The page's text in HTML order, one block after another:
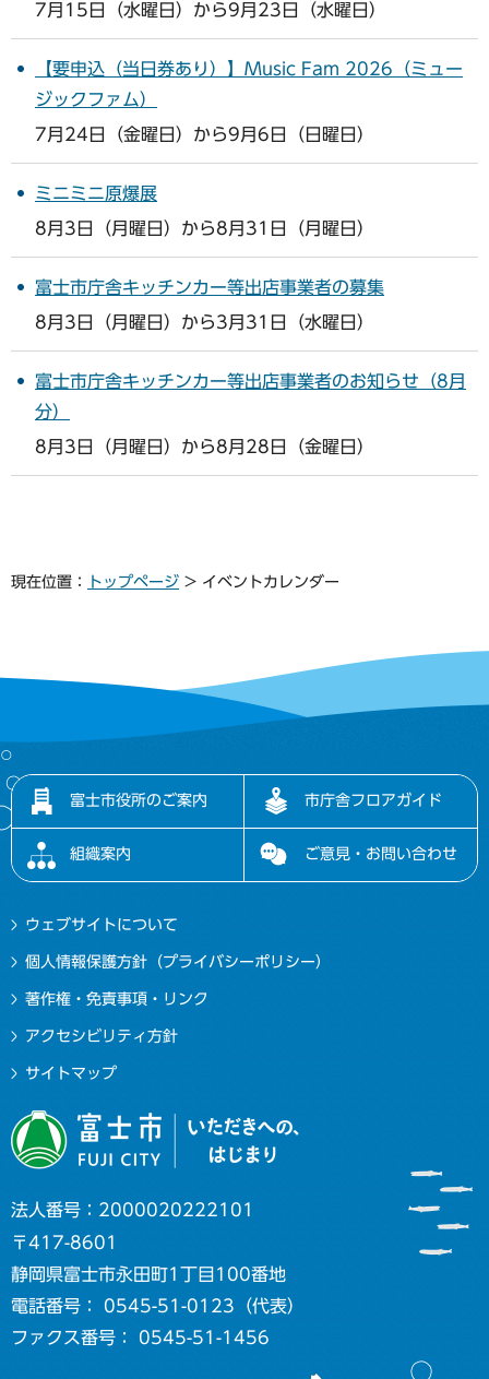
7月15日（水曜日）から9月23日（水曜日）
【要申込（当日券あり）】Music Fam 2026（ミュー
ジックファム）
7月24日（金曜日）から9月6日（日曜日）
ミニミニ原爆展
8月3日（月曜日）から8月31日（月曜日）
富士市庁舎キッチンカー等出店事業者の募集
8月3日（月曜日）から3月31日（水曜日）
富士市庁舎キッチンカー等出店事業者のお知らせ（8月
分）
8月3日（月曜日）から8月28日（金曜日）
現在位置： トップページ > イベントカレンダー
富士市役所のご案内 市庁舎フロアガイド
組織案内 ご意見・お問い合わせ
ウェブサイトについて
個人情報保護方針（プライバシーポリシー）
著作権・免責事項・リンク
アクセシビリティ方針
サイトマップ
法人番号：2000020222101
〒417-8601
静岡県富士市永田町1丁目100番地
電話番号： 0545-51-0123（代表）
ファクス番号： 0545-51-1456